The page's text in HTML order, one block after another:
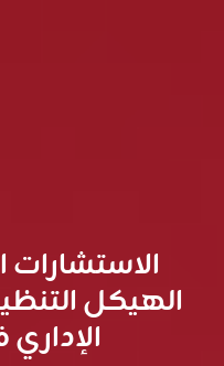
الاستشارات
الهيكل